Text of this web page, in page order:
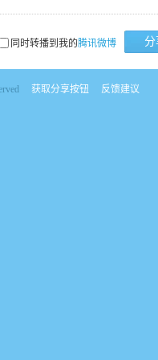
同时转播到我的腾讯微博 分
获取分享按钮 反馈建议